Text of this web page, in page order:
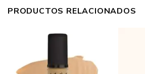
PRODUCTOS RELACIONADOS